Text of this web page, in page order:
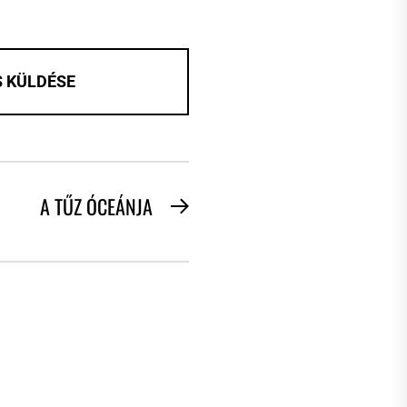
Next
A TŰZ ÓCEÁNJA